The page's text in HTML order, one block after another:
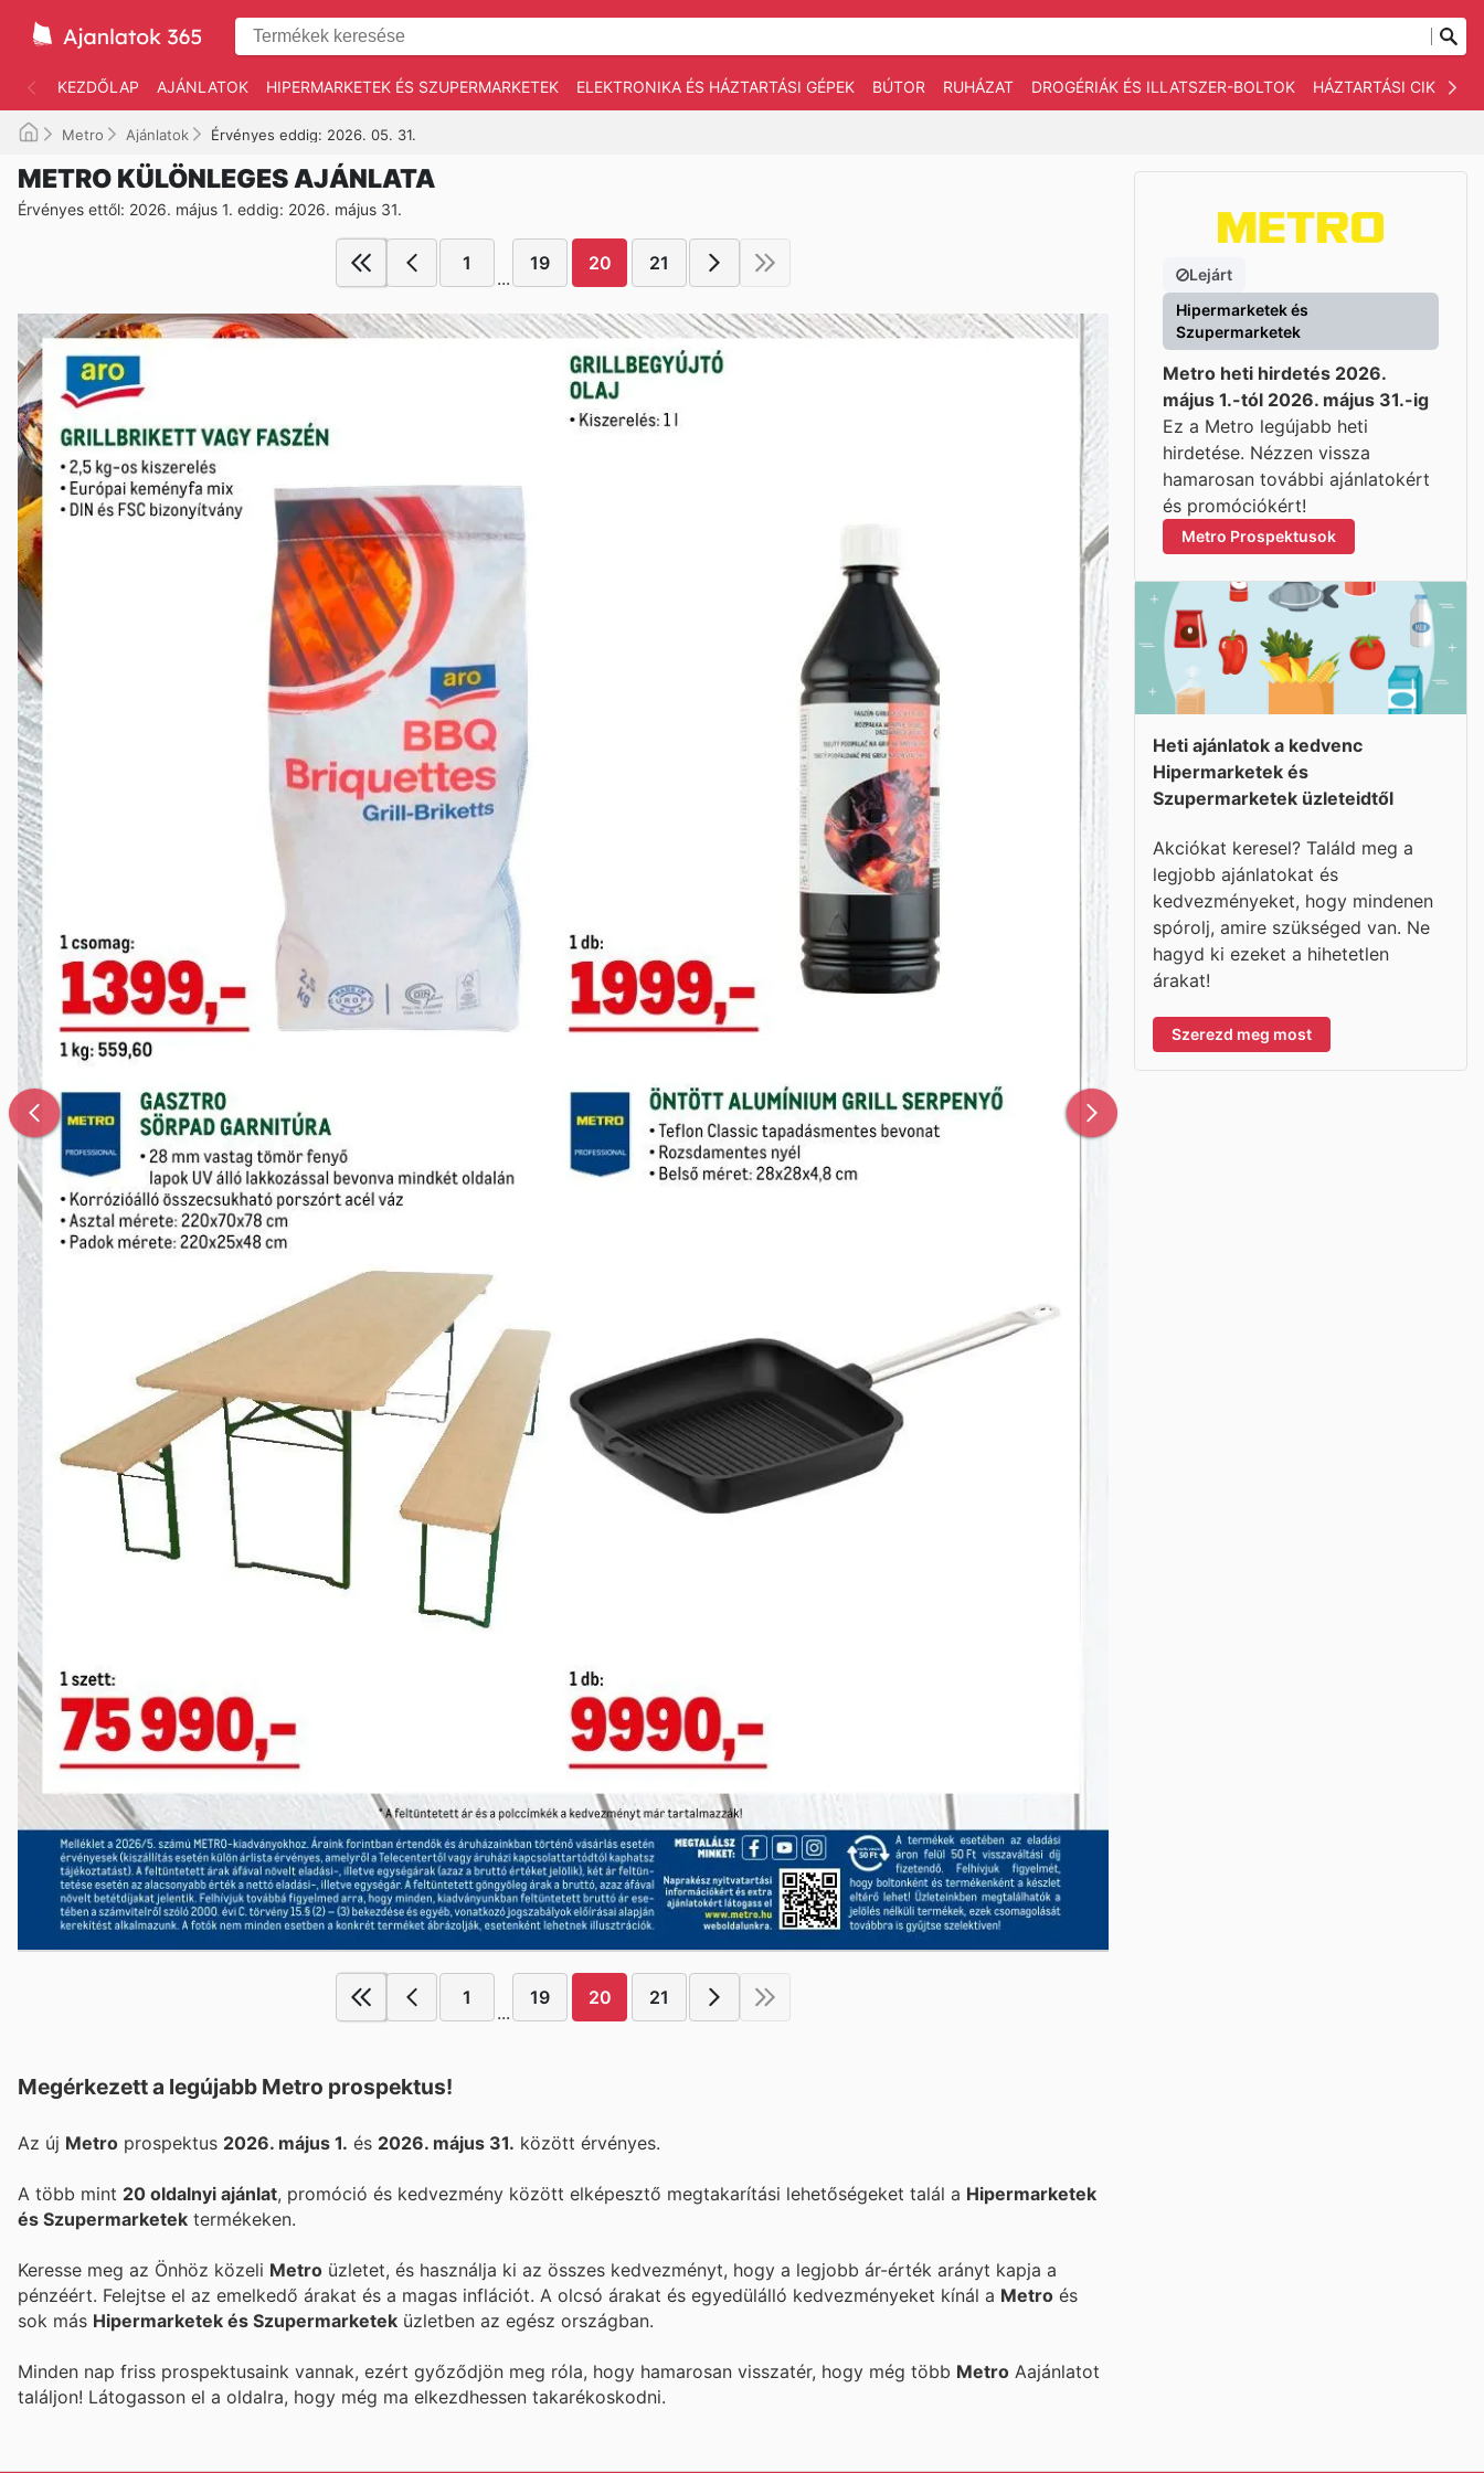
KEZDŐLAP AJÁNLATOK HIPERMARKETEK ÉS SZUPERMARKETEK ELEKTRONIKA ÉS HÁZTARTÁSI GÉPEK BÚTOR RUHÁZAT DROGÉRIÁK ÉS ILLATSZER-BOLTOK HÁZTARTÁSI CIKKEK
Metro Ajánlatok Érvényes eddig: 2026. 05. 31.
METRO KÜLÖNLEGES AJÁNLATA
Érvényes ettől: 2026. május 1. eddig: 2026. május 31.
1
...
19 20 21
1
...
19 20 21
Megérkezett a legújabb Metro prospektus!
Az új Metro prospektus 2026. május 1. és 2026. május 31. között érvényes.
A több mint 20 oldalnyi ajánlat, promóció és kedvezmény között elképesztő megtakarítási lehetőségeket talál a Hipermarketek
és Szupermarketek termékeken.
Keresse meg az Önhöz közeli Metro üzletet, és használja ki az összes kedvezményt, hogy a legjobb ár-érték arányt kapja a
pénzéért. Felejtse el az emelkedő árakat és a magas inflációt. A olcsó árakat és egyedülálló kedvezményeket kínál a Metro és
sok más Hipermarketek és Szupermarketek üzletben az egész országban.
Minden nap friss prospektusaink vannak, ezért győződjön meg róla, hogy hamarosan visszatér, hogy még több Metro Aajánlatot
találjon! Látogasson el a oldalra, hogy még ma elkezdhessen takarékoskodni.
Lejárt
Hipermarketek és
Szupermarketek
Metro heti hirdetés 2026.
május 1.-tól 2026. május 31.-ig
Ez a Metro legújabb heti
hirdetése. Nézzen vissza
hamarosan további ajánlatokért
és promóciókért!
Metro Prospektusok
Heti ajánlatok a kedvenc
Hipermarketek és
Szupermarketek üzleteidtől
Akciókat keresel? Találd meg a
legjobb ajánlatokat és
kedvezményeket, hogy mindenen
spórolj, amire szükséged van. Ne
hagyd ki ezeket a hihetetlen
árakat!
Szerezd meg most